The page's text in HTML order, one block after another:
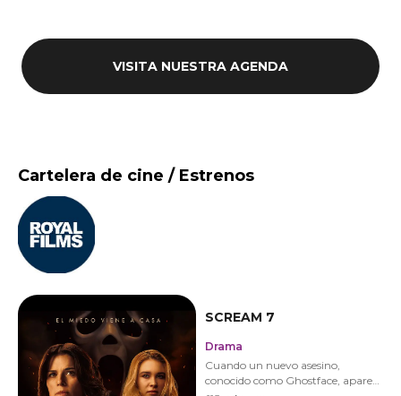
VISITA NUESTRA AGENDA
Cartelera de cine / Estrenos
SCREAM 7
Drama
Cuando un nuevo asesino,
conocido como Ghostface, aparece